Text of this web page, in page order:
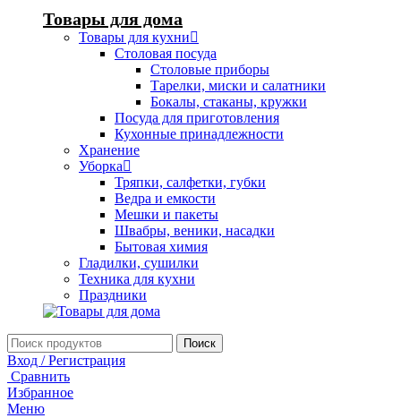
Товары для дома
Товары для кухни
Столовая посуда
Столовые приборы
Тарелки, миски и салатники
Бокалы, стаканы, кружки
Посуда для приготовления
Кухонные принадлежности
Хранение
Уборка
Тряпки, салфетки, губки
Ведра и емкости
Мешки и пакеты
Швабры, веники, насадки
Бытовая химия
Гладилки, сушилки
Техника для кухни
Праздники
Поиск
Вход / Регистрация
Сравнить
Избранное
Меню